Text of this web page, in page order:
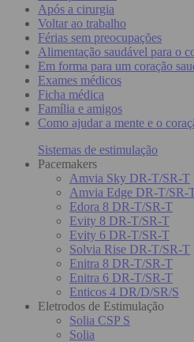
Após a cirurgia
Voltar ao trabalho
Férias sem preocupações
Alimentação saudável para o
Em forma para um coração
Exames médicos
Ficha médica
Família e amigos
Como ajudar a mente e o
Sistemas de estimulação
Pacemakers
Amvia Sky DR-T/SR-T
Amvia Edge DR-T/SR-
Edora 8 DR-T/SR-T
Evity 8 DR-T/SR-T
Evity 6 DR-T/SR-T
Solvia Rise DR-T/SR-T
Enitra 8 DR-T/SR-T
Enitra 6 DR-T/SR-T
Enticos 4 DR/D/SR/S
Eletrodos de Estimulação
Solia CSP S
Solia